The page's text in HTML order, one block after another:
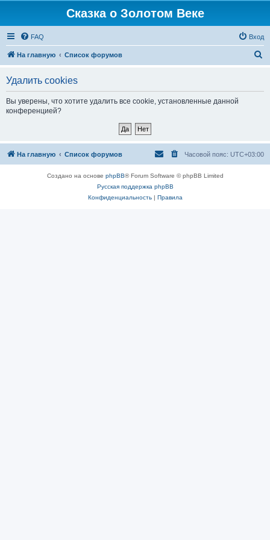
Сказка о Золотом Веке
FAQ Вход
На главную Список форумов
Удалить cookies
Вы уверены, что хотите удалить все cookie, установленные данной
конференцией?
На главную Список форумов Часовой пояс: UTC+03:00
Создано на основе phpBB® Forum Software © phpBB Limited
Русская поддержка phpBB
Конфиденциальность| Правила